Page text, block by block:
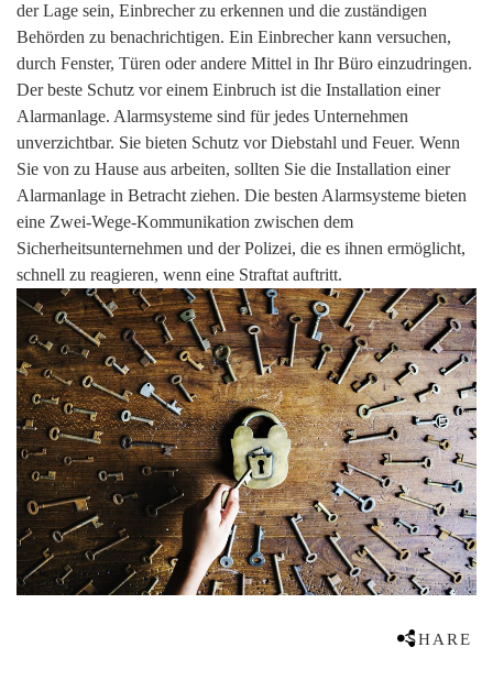
der Lage sein, Einbrecher zu erkennen und die zuständigen
Behörden zu benachrichtigen. Ein Einbrecher kann versuchen,
durch Fenster, Türen oder andere Mittel in Ihr Büro einzudringen.
Der beste Schutz vor einem Einbruch ist die Installation einer
Alarmanlage. Alarmsysteme sind für jedes Unternehmen
unverzichtbar. Sie bieten Schutz vor Diebstahl und Feuer. Wenn
Sie von zu Hause aus arbeiten, sollten Sie die Installation einer
Alarmanlage in Betracht ziehen. Die besten Alarmsysteme bieten
eine Zwei-Wege-Kommunikation zwischen dem
Sicherheitsunternehmen und der Polizei, die es ihnen ermöglicht,
schnell zu reagieren, wenn eine Straftat auftritt.
SHARE